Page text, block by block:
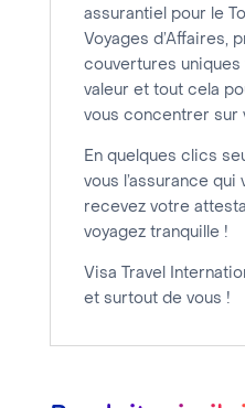
assurantiel pour le
Voyages d’Affaires,
couvertures uniques
valeur et tout cela
vous concentrer sur
En quelques clics
vous l’assurance qui
recevez votre
voyagez tranquille !
Visa Travel
et surtout de vous !